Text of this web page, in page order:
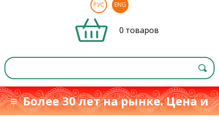
РУС ENG
0 товаров
≡ Более 30 лет на рынке. Цена и